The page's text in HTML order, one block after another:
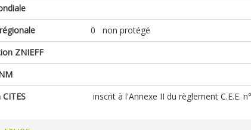
0 non protégé
ZNIEFF
inscrit à l'Annexe II du règlement C.E.E.